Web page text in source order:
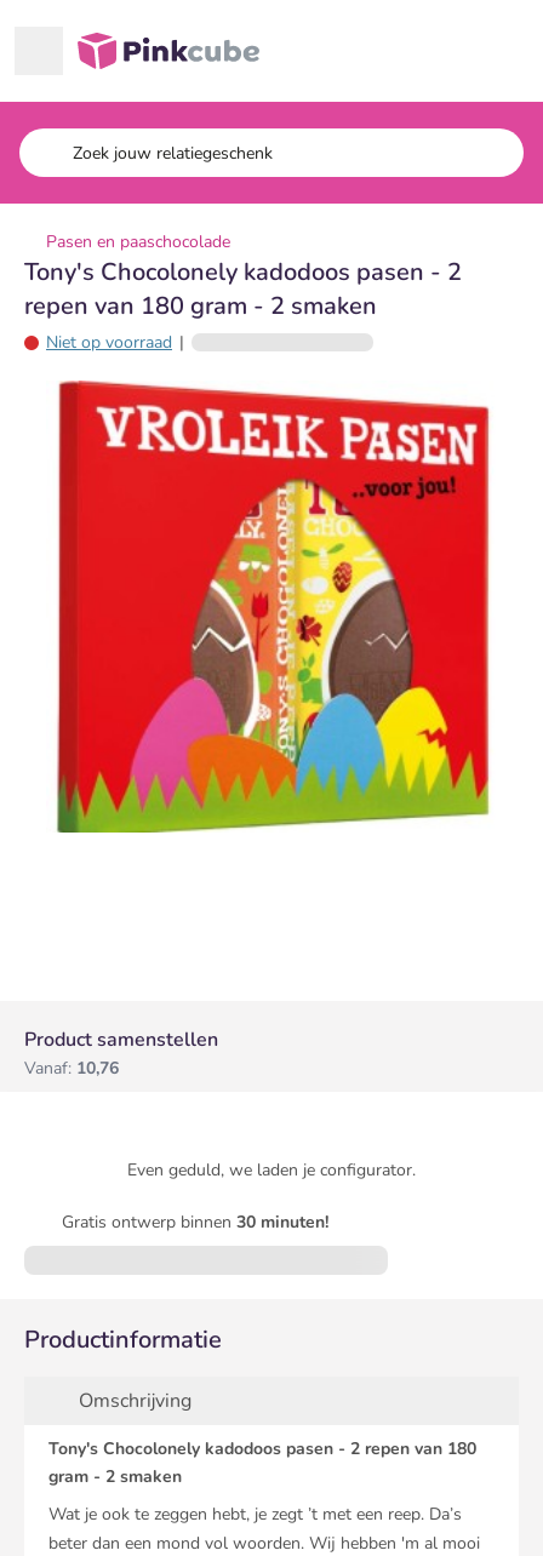
Pinkcube
Pasen en paaschocolade
Tony's Chocolonely kadodoos pasen - 2
repen van 180 gram - 2 smaken
Niet op voorraad |
Product samenstellen
Vanaf: 10,76
Even geduld, we laden je configurator.
Gratis ontwerp binnen 30 minuten!
Productinformatie
Omschrijving
Tony's Chocolonely kadodoos pasen - 2 repen van 180
gram - 2 smaken
Wat je ook te zeggen hebt, je zegt ’t met een reep. Da’s
beter dan een mond vol woorden. Wij hebben 'm al mooi